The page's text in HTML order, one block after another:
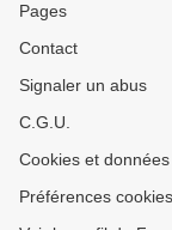
Pages
Contact
Signaler un abus
C.G.U.
Cookies et
Préférences cookies